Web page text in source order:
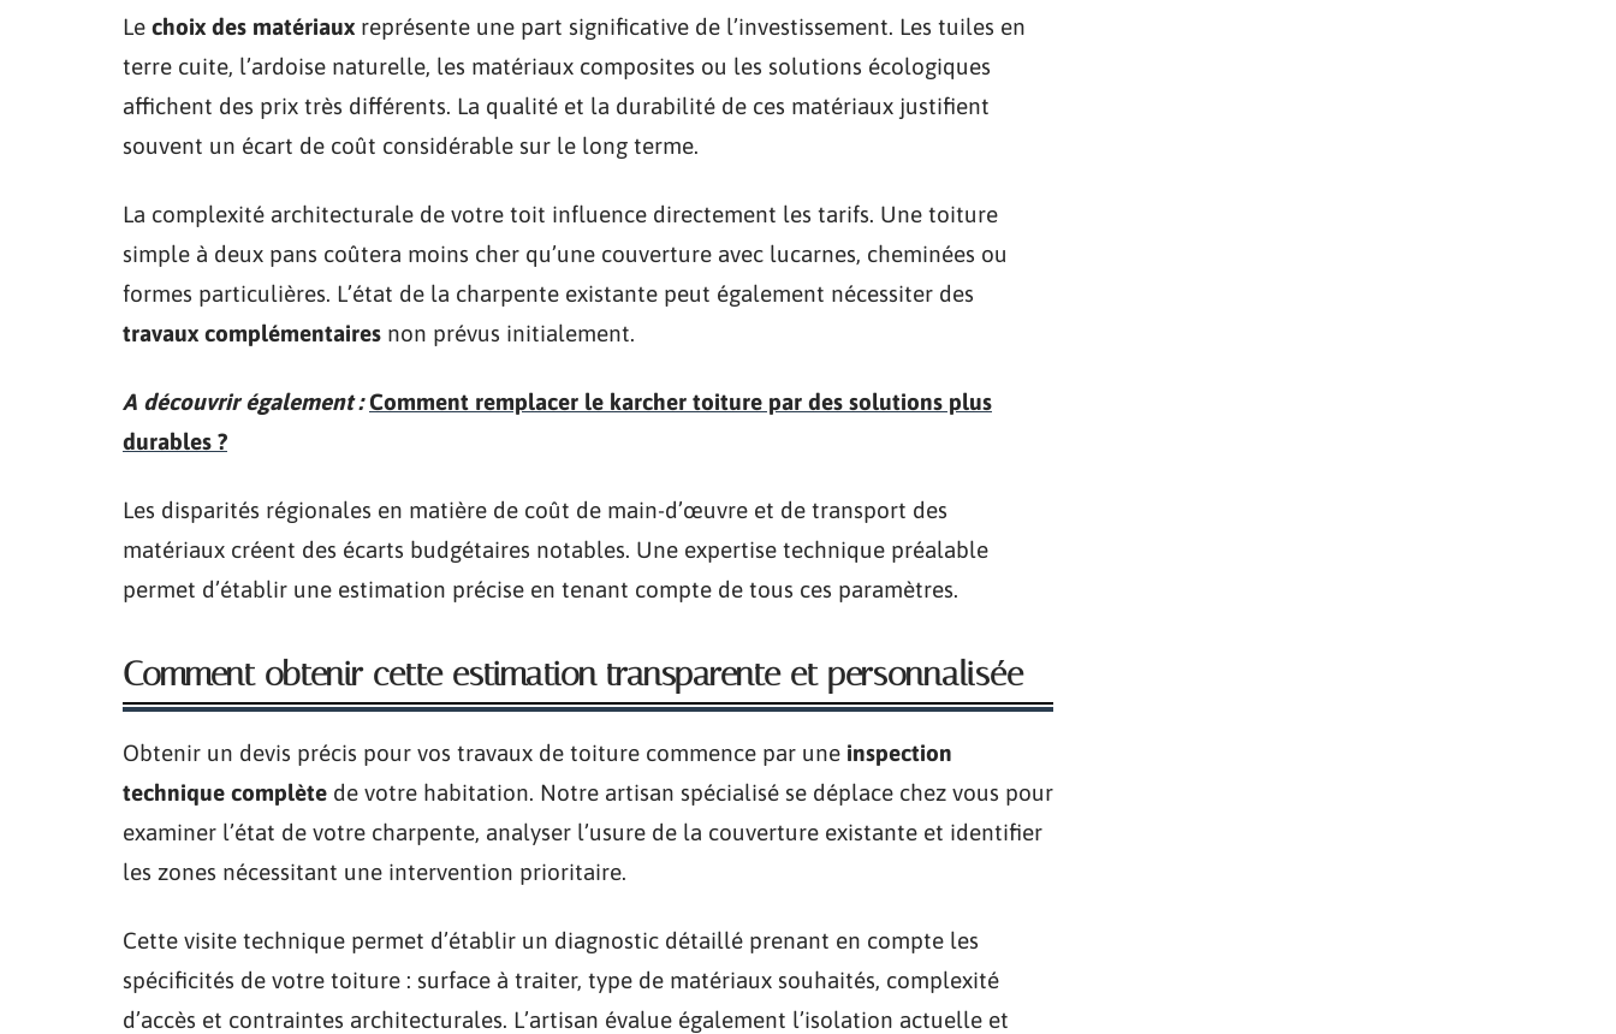
Le choix des matériaux représente une part significative de l’investissement. Les tuiles en
terre cuite, l’ardoise naturelle, les matériaux composites ou les solutions écologiques
affichent des prix très différents. La qualité et la durabilité de ces matériaux justifient
souvent un écart de coût considérable sur le long terme.
La complexité architecturale de votre toit influence directement les tarifs. Une toiture
simple à deux pans coûtera moins cher qu’une couverture avec lucarnes, cheminées ou
formes particulières. L’état de la charpente existante peut également nécessiter des
travaux complémentaires non prévus initialement.
A découvrir également : Comment remplacer le karcher toiture par des solutions plus
durables ?
Les disparités régionales en matière de coût de main-d’œuvre et de transport des
matériaux créent des écarts budgétaires notables. Une expertise technique préalable
permet d’établir une estimation précise en tenant compte de tous ces paramètres.
Comment obtenir cette estimation transparente et personnalisée
Obtenir un devis précis pour vos travaux de toiture commence par une inspection
technique complète de votre habitation. Notre artisan spécialisé se déplace chez vous pour
examiner l’état de votre charpente, analyser l’usure de la couverture existante et identifier
les zones nécessitant une intervention prioritaire.
Cette visite technique permet d’établir un diagnostic détaillé prenant en compte les
spécificités de votre toiture : surface à traiter, type de matériaux souhaités, complexité
d’accès et contraintes architecturales. L’artisan évalue également l’isolation actuelle et